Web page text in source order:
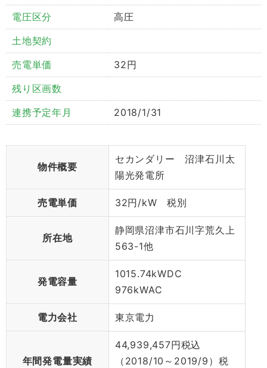
電圧区分
高圧
土地契約
売電単価
32円
残り区画数
連携予定年月
2018/1/31
物件概要
セカンダリー 沼津石川太
陽光発電所
売電単価 32円/kW 税別
所在地
静岡県沼津市石川字荒久上
563-1他
発電容量
1015.74kWDC
976kWAC
電力会社 東京電力
年間発電量実績
44,939,457円税込
（2018/10～2019/9）税